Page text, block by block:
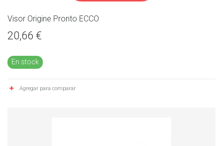
Visor Origine Pronto ECCO
20,66 €
En stock
Agregar para comparar